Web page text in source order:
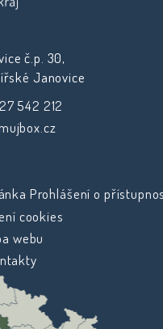
č.p. 30,
Janovice
542 212
Prohlášení o
cookies
webu